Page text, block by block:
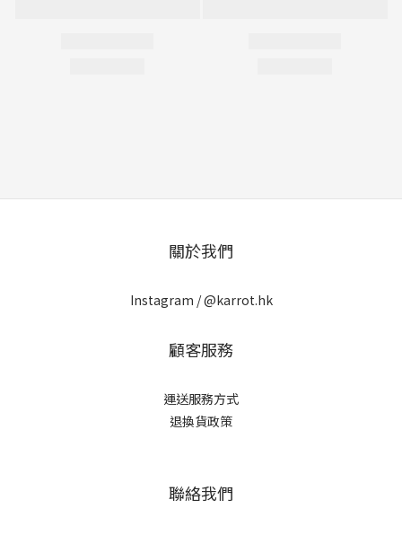
關於我們
Instagram /@karrot.hk
顧客服務
運送服務方式
退換貨政策
聯絡我們